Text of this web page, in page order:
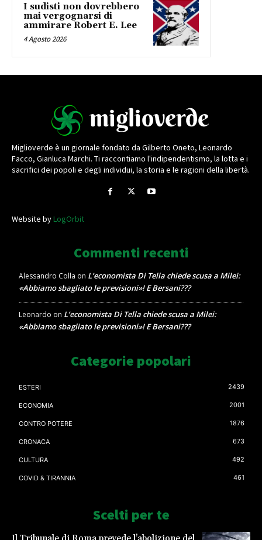
I sudisti non dovrebbero
mai vergognarsi di
ammirare Robert E. Lee
4 Agosto 2026
Miglioverde è un giornale fondato da Gilberto Oneto, Leonardo
Facco, Gianluca Marchi. Ti raccontiamo l'indipendentismo, la lotta e i
sacrifici dei popoli e degli individui, la storia e le ragioni della libertà.
Website byLogOrbit
Commenti recenti
Alessandro Colla on L’economista Di Tella chiede scusa a Milei:
«Abbiamo sbagliato le previsioni»! E Bersani???
Leonardo on L’economista Di Tella chiede scusa a Milei:
«Abbiamo sbagliato le previsioni»! E Bersani???
Categorie popolari
ESTERI 2439
ECONOMIA 2001
CONTRO POTERE 1876
CRONACA 673
CULTURA 492
COVID & TIRANNIA 461
Scelti per te